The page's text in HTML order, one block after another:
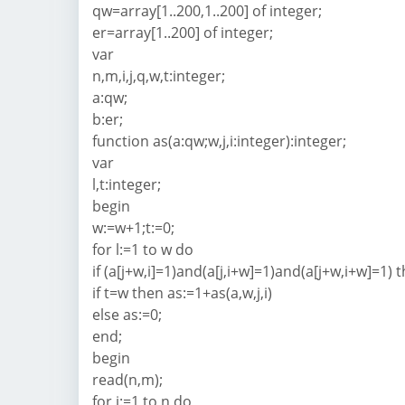
qw=array[1..200,1..200] of integer;
er=array[1..200] of integer;
var
n,m,i,j,q,w,t:integer;
a:qw;
b:er;
function as(a:qw;w,j,i:integer):integer;
var
l,t:integer;
begin
w:=w+1;t:=0;
for l:=1 to w do
if (a[j+w,i]=1)and(a[j,i+w]=1)and(a[j+w,i+w]=1)
if t=w then as:=1+as(a,w,j,i)
else as:=0;
end;
begin
read(n,m);